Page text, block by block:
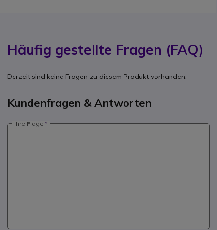
Häufig gestellte Fragen (FAQ)
Derzeit sind keine Fragen zu diesem Produkt vorhanden.
Kundenfragen & Antworten
Ihre Frage